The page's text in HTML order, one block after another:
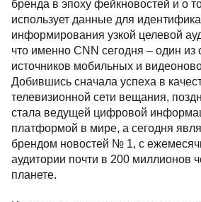
бренда в эпоху фейкновостей и о
использует данные для
информирования узкой целевой
что именно CNN сегодня – один
источников мобильных и
Добившись сначала успеха в
телевизионной сети вещания,
стала ведущей цифровой
платформой в мире, а сегодня
брендом новостей № 1, с
аудитории почти в 200 миллионов
планете.